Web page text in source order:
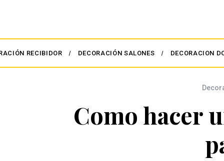
RECIBIDOR DECORACIÓN SALONES DECORACION
Como hacer